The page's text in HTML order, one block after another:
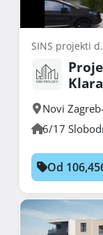
SINS projekti
Klara
Novi
6/17
Od